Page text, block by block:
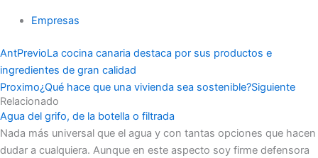
Empresas
AntPrevioLa cocina canaria destaca por sus productos e
ingredientes de gran calidad
Proximo¿Qué hace que una vivienda sea sostenible?Siguiente
Relacionado
Agua del grifo, de la botella o filtrada
Nada más universal que el agua y con tantas opciones que hacen
dudar a cualquiera. Aunque en este aspecto soy firme defensora